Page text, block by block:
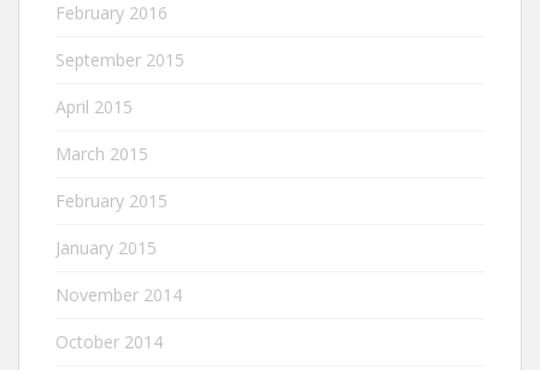
February 2016
September 2015
April 2015
March 2015
February 2015
January 2015
November 2014
October 2014